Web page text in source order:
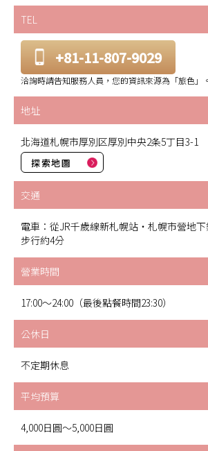
TEL
+81-11-807-9029
洽詢時請告知服務人員，您的資訊來源為「旅色」。
地址
北海道札幌市厚別区厚別中央2条5丁目3-1
探索地圖
交通
電車：從JR千歲線新札幌站・札幌市營地
步行約4分
營業時間
17:00～24:00（最後點餐時間23:30）
公休日
不定期休息
平均預算
4,000日圓～5,000日圓